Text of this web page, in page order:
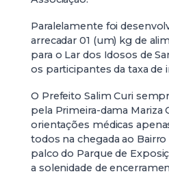
Paralelamente foi
arrecadar 01 (um) kg de
para o Lar dos Idosos de
os participantes da taxa de
O Prefeito Salim Curi
pela Primeira-dama Mariza
orientações médicas
todos na chegada ao
palco do Parque de
a solenidade de